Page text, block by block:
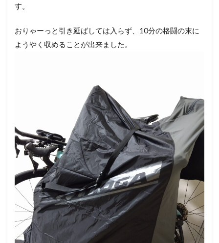
す。
おりゃーっと引き延ばしては入らず、10分の格闘の末に
ようやく収めることが出来ました。